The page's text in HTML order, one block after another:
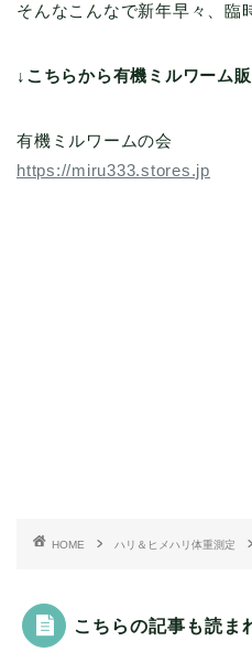
そんなこんなで新年早々、臨
↓こちらから有機ミルワーム
有機ミルワームの会
https://miru333.stores.jp
HOME ハリ＆ヒメハリ体重測定
こちらの記事も読ま